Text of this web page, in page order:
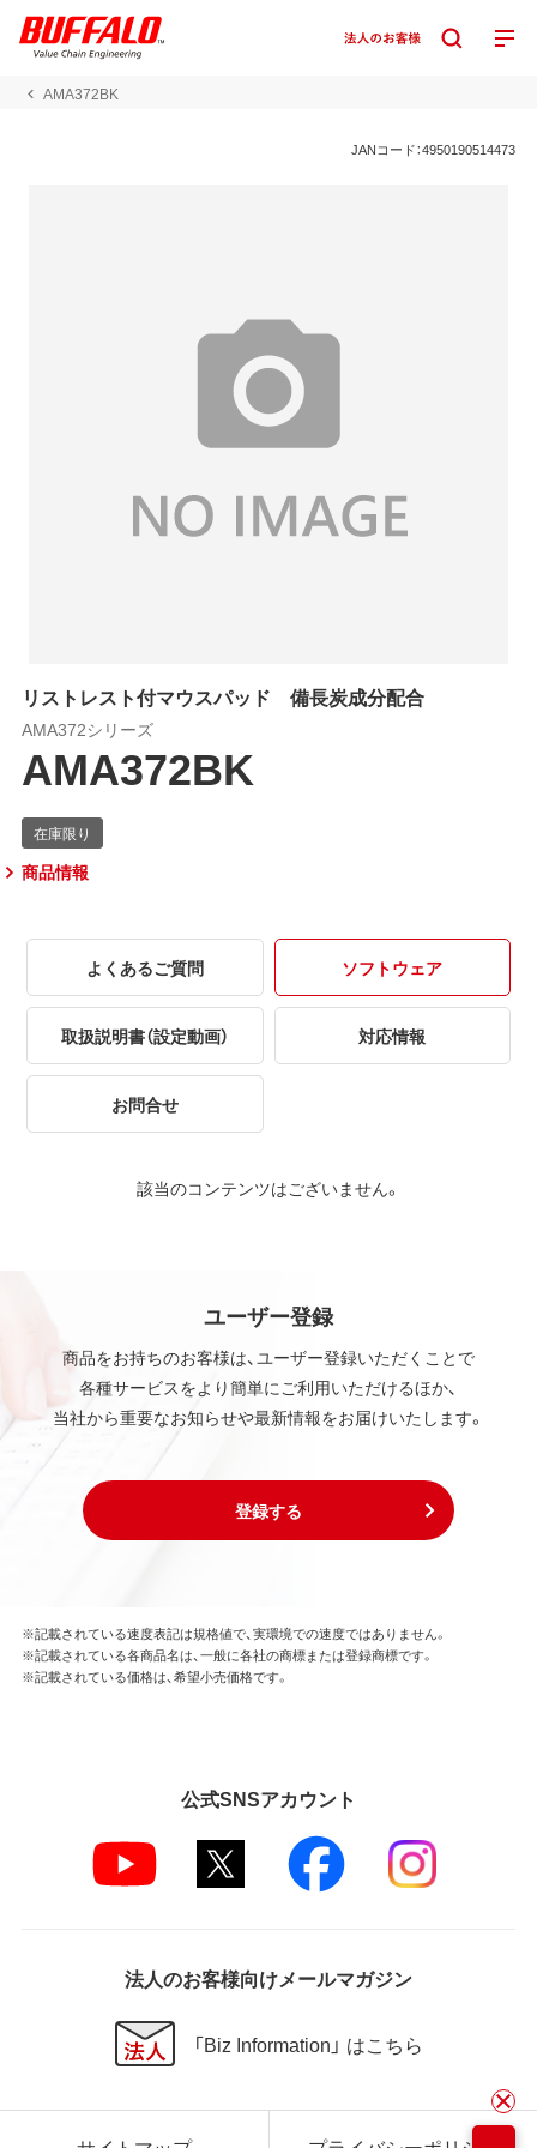
AMA372BK
JANコード：4950190514473
リストレスト付マウスパッド 備長炭成分配合
AMA372シリーズ
AMA372BK
商品情報
よくあるご質問 ソフトウェア
取扱説明書（設定動画） 対応情報
お問合せ
該当のコンテンツはございません。
ユーザー登録
商品をお持ちのお客様は、ユーザー登録いただくことで
各種サービスをより簡単にご利用いただけるほか、
当社から重要なお知らせや最新情報をお届けいたします。
登録する
※記載されている速度表記は規格値で、実環境での速度ではありません。
※記載されている各商品名は、一般に各社の商標または登録商標です。
※記載されている価格は、希望小売価格です。
公式SNSアカウント
法人のお客様向けメールマガジン
「Biz Information」 はこちら